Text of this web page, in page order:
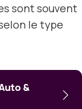
sont souvent
le type
&